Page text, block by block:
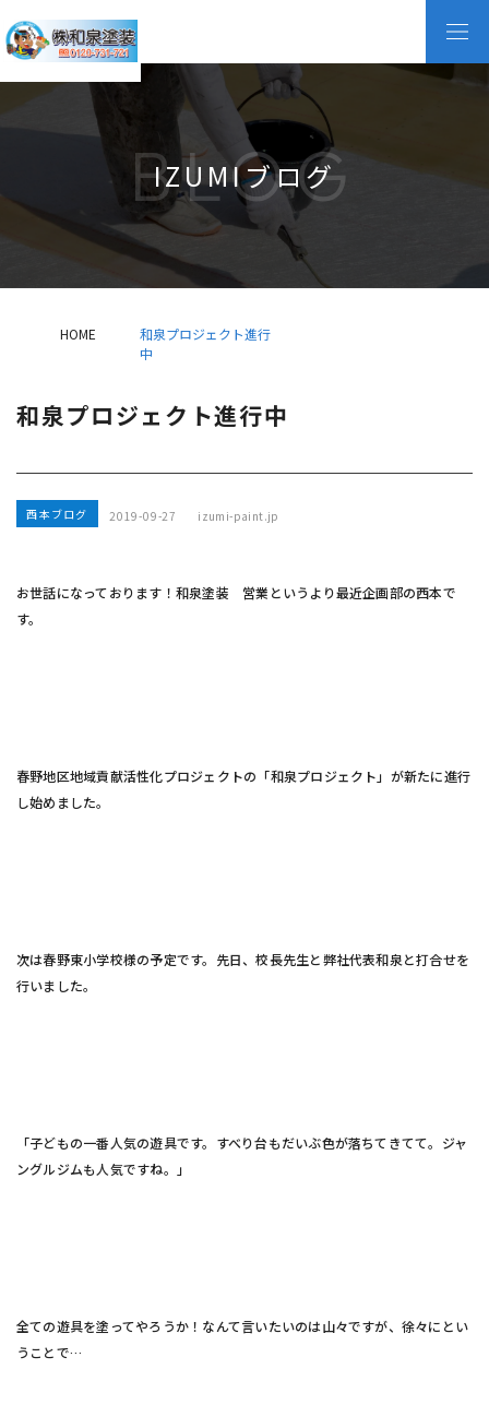
IZUMIブログ
BLOG
HOME
和泉プロジェクト進行
中
和泉プロジェクト進行中
西本ブログ 2019-09-27 izumi-paint.jp
お世話になっております！和泉塗装 営業というより最近企画部の西本で
す。
春野地区地域貢献活性化プロジェクトの「和泉プロジェクト」が新たに進行
し始めました。
次は春野東小学校様の予定です。先日、校長先生と弊社代表和泉と打合せを
行いました。
「子どもの一番人気の遊具です。すべり台もだいぶ色が落ちてきてて。ジャ
ングルジムも人気ですね。」
全ての遊具を塗ってやろうか！なんて言いたいのは山々ですが、徐々にとい
うことで…